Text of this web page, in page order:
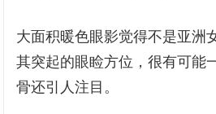
大面积暖色眼影觉得不是亚洲
其突起的眼睑方位，很有可能
骨还引人注目。